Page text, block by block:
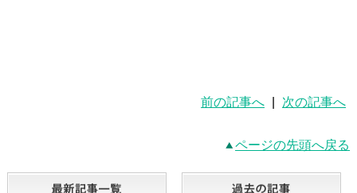
前の記事へ 次の記事へ
ページの先頭へ戻る
最新記事一覧